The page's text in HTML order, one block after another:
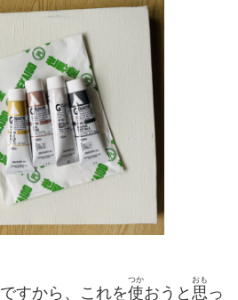
ですから、これを使
つか
おうと 思
おも
っ